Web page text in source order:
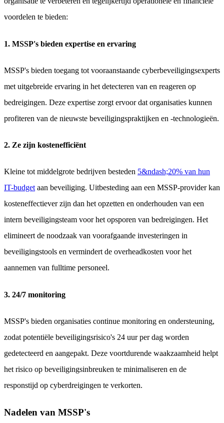
voordelen te bieden:
1. MSSP's bieden expertise en ervaring
MSSP's bieden toegang tot vooraanstaande cyberbeveiligingsexperts
met uitgebreide ervaring in het detecteren van en reageren op
bedreigingen. Deze expertise zorgt ervoor dat organisaties kunnen
profiteren van de nieuwste beveiligingspraktijken en -technologieën.
2. Ze zijn kostenefficiënt
Kleine tot middelgrote bedrijven besteden 5&ndash;20% van hun
IT-budgetaan beveiliging. Uitbesteding aan een MSSP-provider kan
kosteneffectiever zijn dan het opzetten en onderhouden van een
intern beveiligingsteam voor het opsporen van bedreigingen. Het
elimineert de noodzaak van voorafgaande investeringen in
beveiligingstools en vermindert de overheadkosten voor het
aannemen van fulltime personeel.
3. 24/7 monitoring
MSSP's bieden organisaties continue monitoring en ondersteuning,
zodat potentiële beveiligingsrisico's 24 uur per dag worden
gedetecteerd en aangepakt. Deze voortdurende waakzaamheid helpt
het risico op beveiligingsinbreuken te minimaliseren en de
responstijd op cyberdreigingen te verkorten.
Nadelen van MSSP's